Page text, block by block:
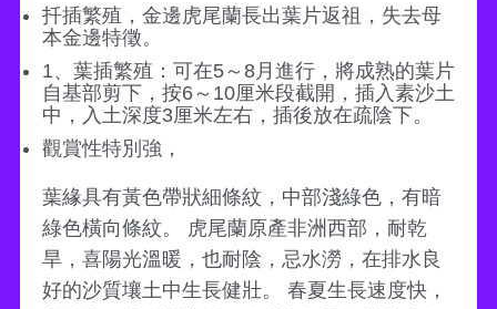
扦插繁殖，金邊虎尾蘭長出葉片返祖，失去母
本金邊特徵。
1、葉插繁殖：可在5～8月進行，將成熟的葉片
自基部剪下，按6～10厘米段截開，插入素沙土
中，入土深度3厘米左右，插後放在疏陰下。
觀賞性特別強，
葉緣具有黃色帶狀細條紋，中部淺綠色，有暗
綠色橫向條紋。 虎尾蘭原產非洲西部，耐乾
旱，喜陽光溫暖，也耐陰，忌水澇，在排水良
好的沙質壤土中生長健壯。 春夏生長速度快，